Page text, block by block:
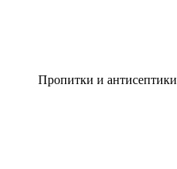
Пропитки и антисептики